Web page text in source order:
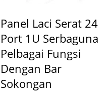
Panel Laci Serat 24
Port 1U Serbaguna
Pelbagai Fungsi
Dengan Bar
Sokongan